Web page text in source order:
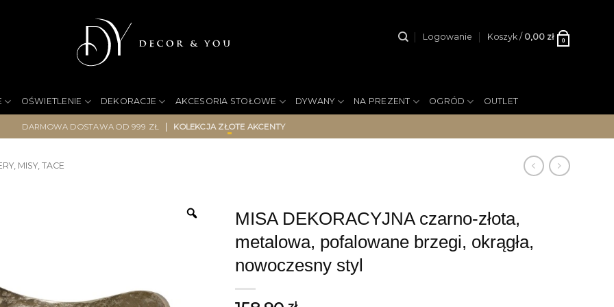
Logowanie Koszyk / 0,00 zł 0
OŚWIETLENIE DEKORACJE AKCESORIA STOŁOWE DYWANY NA PREZENT OGRÓD OUTLET
DARMOWA DOSTAWA OD 999 ZŁ | KOLEKCJA ZŁOTE AKCENTY
MISY, TACE
MISA DEKORACYJNA czarno-złota,
metalowa, pofalowane brzegi, okrągła,
nowoczesny styl